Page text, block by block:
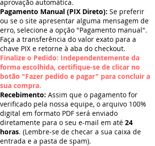
aprovação automática.
Pagamento Manual (PIX Direto): Se preferir
ou se o site apresentar alguma mensagem de
erro, selecione a opção "Pagamento manual".
Faça a transferência do valor exato para a
chave PIX e retorne à aba do checkout.
Finalize o Pedido: Independentemente da
forma escolhida, certifique-se de clicar no
botão "Fazer pedido e pagar" para concluir a
sua compra.
Recebimento: Assim que o pagamento for
verificado pela nossa equipe, o arquivo 100%
digital em formato PDF será enviado
diretamente para o seu e-mail em até 24
horas. (Lembre-se de checar a sua caixa de
entrada e a pasta de spam).